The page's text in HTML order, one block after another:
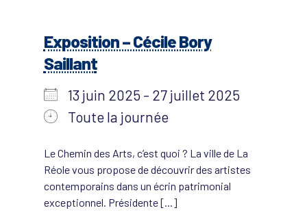
Exposition – Cécile Bory
Saillant
13 juin 2025 - 27 juillet 2025
Toute la journée
Le Chemin des Arts, c’est quoi ? La ville de La
Réole vous propose de découvrir des artistes
contemporains dans un écrin patrimonial
exceptionnel. Présidente [...]